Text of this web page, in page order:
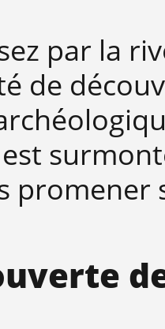
par la
de